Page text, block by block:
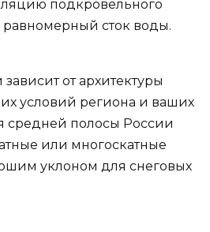
подкровельного
равномерный сток воды.
от архитектуры
условий региона и ваших
средней полосы России
или многоскатные
уклоном для снеговых